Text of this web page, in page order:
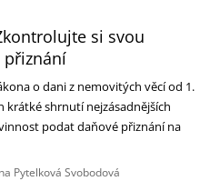
si svou
přiznání
o dani z nemovitých věcí od 1.
krátké shrnutí nejzásadnějších
podat daňové přiznání na
Pytelková Svobodová